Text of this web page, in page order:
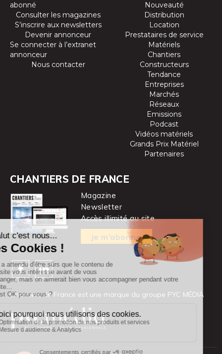
abonné
Consulter les magazines
S’inscrire aux newsletters
Devenir annonceur
Se connecter à l’extranet
annonceur
Nous contacter
Nouveauté
Distribution
Location
Prestataires de service
Matériels
Chantiers
Constructeurs
Tendance
Entreprises
Marchés
Réseaux
Emissions
Podcast
Vidéos matériels
Grands Prix Matériel
Partenaires
CHANTIERS DE FRANCE
Magazine
Newsletter
Accès illimité au site
je m’abonne
Chantiers de France est une marque du groupe PYC MÉDIA